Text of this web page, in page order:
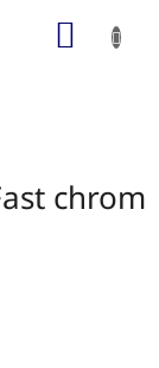
chrom